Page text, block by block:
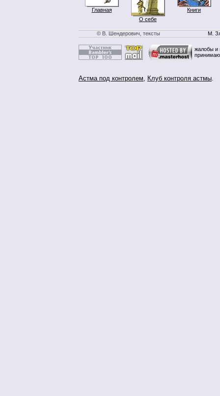
Главная
О себе
Книги
© В. Шендерович, тексты М.
жалобы и
Астма под контролем, Клуб контроля астмы.